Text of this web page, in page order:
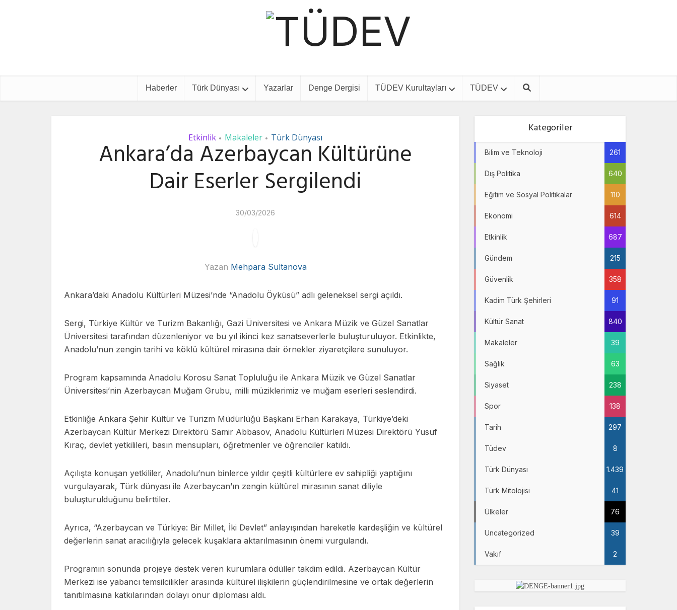
Haberler Türk Dünyası Yazarlar Denge Dergisi TÜDEV Kurultayları TÜDEV
Etkinlik • Makaleler • Türk Dünyası
Ankara’da Azerbaycan Kültürüne
Dair Eserler Sergilendi
30/03/2026
Yazan Mehpara Sultanova
Ankara’daki Anadolu Kültürleri Müzesi’nde “Anadolu Öyküsü” adlı geleneksel sergi açıldı.
Sergi, Türkiye Kültür ve Turizm Bakanlığı, Gazi Üniversitesi ve Ankara Müzik ve Güzel Sanatlar
Üniversitesi tarafından düzenleniyor ve bu yıl ikinci kez sanatseverlerle buluşturuluyor. Etkinlikte,
Anadolu’nun zengin tarihi ve köklü kültürel mirasına dair örnekler ziyaretçilere sunuluyor.
Program kapsamında Anadolu Korosu Sanat Topluluğu ile Ankara Müzik ve Güzel Sanatlar
Üniversitesi’nin Azerbaycan Muğam Grubu, milli müziklerimiz ve muğam eserleri seslendirdi.
Etkinliğe Ankara Şehir Kültür ve Turizm Müdürlüğü Başkanı Erhan Karakaya, Türkiye’deki
Azerbaycan Kültür Merkezi Direktörü Samir Abbasov, Anadolu Kültürleri Müzesi Direktörü Yusuf
Kıraç, devlet yetkilileri, basın mensupları, öğretmenler ve öğrenciler katıldı.
Açılışta konuşan yetkililer, Anadolu’nun binlerce yıldır çeşitli kültürlere ev sahipliği yaptığını
vurgulayarak, Türk dünyası ile Azerbaycan’ın zengin kültürel mirasının sanat diliyle
buluşturulduğunu belirttiler.
Ayrıca, “Azerbaycan ve Türkiye: Bir Millet, İki Devlet” anlayışından hareketle kardeşliğin ve kültürel
değerlerin sanat aracılığıyla gelecek kuşaklara aktarılmasının önemi vurgulandı.
Programın sonunda projeye destek veren kurumlara ödüller takdim edildi. Azerbaycan Kültür
Merkezi ise yabancı temsilcilikler arasında kültürel ilişkilerin güçlendirilmesine ve ortak değerlerin
tanıtılmasına katkılarından dolayı onur diploması aldı.
Kategoriler
Bilim ve Teknoloji 261
Dış Politika 640
Eğitim ve Sosyal Politikalar 110
Ekonomi 614
Etkinlik 687
Gündem 215
Güvenlik 358
Kadim Türk Şehirleri 91
Kültür Sanat 840
Makaleler 39
Sağlık 63
Siyaset 238
Spor 138
Tarih 297
Tüdev 8
Türk Dünyası 1.439
Türk Mitolojisi 41
Ülkeler 76
Uncategorized 39
Vakıf 2